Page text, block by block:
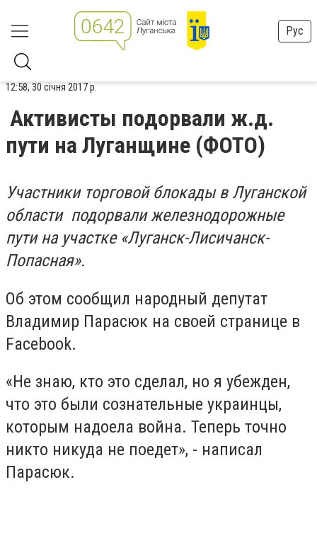
Рус
12:58, 30 січня 2017 р.
Активисты подорвали ж.д.
пути на Луганщине (ФОТО)
Участники торговой блокады в Луганской
области подорвали железнодорожные
пути на участке «Луганск-Лисичанск-
Попасная».
Об этом сообщил народный депутат
Владимир Парасюк на своей странице в
Facebook.
«Не знаю, кто это сделал, но я убежден,
что это были сознательные украинцы,
которым надоела война. Теперь точно
никто никуда не поедет», - написал
Парасюк.